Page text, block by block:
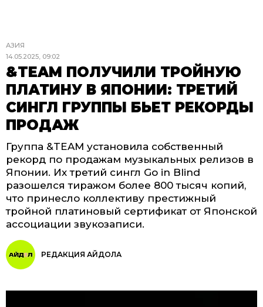
АЗИЯ
14.05.2025, 09:02
&TEAM ПОЛУЧИЛИ ТРОЙНУЮ
ПЛАТИНУ В ЯПОНИИ: ТРЕТИЙ
СИНГЛ ГРУППЫ БЬЕТ РЕКОРДЫ
ПРОДАЖ
Группа &TEAM установила собственный
рекорд по продажам музыкальных релизов в
Японии. Их третий сингл Go in Blind
разошелся тиражом более 800 тысяч копий,
что принесло коллективу престижный
тройной платиновый сертификат от Японской
ассоциации звукозаписи.
РЕДАКЦИЯ АЙДОЛА